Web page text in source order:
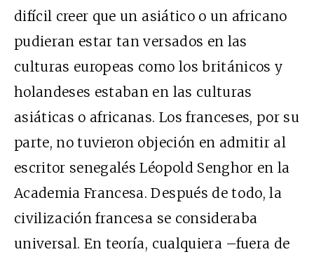
difícil creer que un asiático o un africano
pudieran estar tan versados en las
culturas europeas como los británicos y
holandeses estaban en las culturas
asiáticas o africanas. Los franceses, por su
parte, no tuvieron objeción en admitir al
escritor senegalés Léopold Senghor en la
Academia Francesa. Después de todo, la
civilización francesa se consideraba
universal. En teoría, cualquiera –fuera de